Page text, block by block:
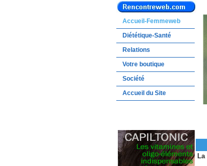
Accueil-Femmeweb
Diététique-Santé
Relations
Votre boutique
Société
Accueil du Site